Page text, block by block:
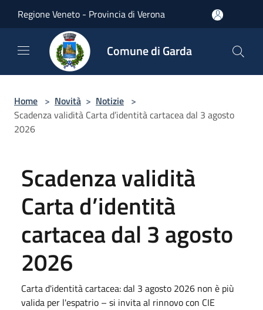
Regione Veneto - Provincia di Verona
Comune di Garda
Home > Novità > Notizie >
Scadenza validità Carta d’identità cartacea dal 3 agosto
2026
Scadenza validità
Carta d’identità
cartacea dal 3 agosto
2026
Carta d'identità cartacea: dal 3 agosto 2026 non è più
valida per l'espatrio – si invita al rinnovo con CIE